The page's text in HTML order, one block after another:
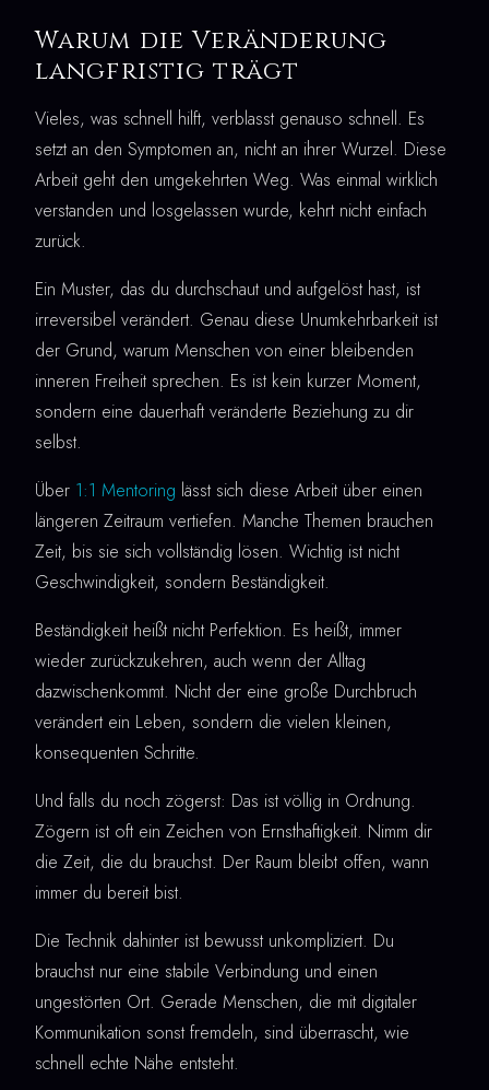
Warum die Veränderung
langfristig trägt
Vieles, was schnell hilft, verblasst genauso schnell. Es
setzt an den Symptomen an, nicht an ihrer Wurzel. Diese
Arbeit geht den umgekehrten Weg. Was einmal wirklich
verstanden und losgelassen wurde, kehrt nicht einfach
zurück.
Ein Muster, das du durchschaut und aufgelöst hast, ist
irreversibel verändert. Genau diese Unumkehrbarkeit ist
der Grund, warum Menschen von einer bleibenden
inneren Freiheit sprechen. Es ist kein kurzer Moment,
sondern eine dauerhaft veränderte Beziehung zu dir
selbst.
Über 1:1 Mentoring lässt sich diese Arbeit über einen
längeren Zeitraum vertiefen. Manche Themen brauchen
Zeit, bis sie sich vollständig lösen. Wichtig ist nicht
Geschwindigkeit, sondern Beständigkeit.
Beständigkeit heißt nicht Perfektion. Es heißt, immer
wieder zurückzukehren, auch wenn der Alltag
dazwischenkommt. Nicht der eine große Durchbruch
verändert ein Leben, sondern die vielen kleinen,
konsequenten Schritte.
Und falls du noch zögerst: Das ist völlig in Ordnung.
Zögern ist oft ein Zeichen von Ernsthaftigkeit. Nimm dir
die Zeit, die du brauchst. Der Raum bleibt offen, wann
immer du bereit bist.
Die Technik dahinter ist bewusst unkompliziert. Du
brauchst nur eine stabile Verbindung und einen
ungestörten Ort. Gerade Menschen, die mit digitaler
Kommunikation sonst fremdeln, sind überrascht, wie
schnell echte Nähe entsteht.